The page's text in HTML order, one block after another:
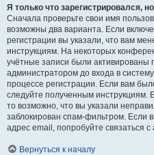
Я только что зарегистрировался,
Сначала проверьте свои имя
возможны два варианта. Если
регистрации вы указали, что вам
инструкциям. На некоторых
учётные записи были активированы
администратором до входа в
процессе регистрации. Если вам
следуйте полученным
то возможно, что вы указали
заблокирован спам-фильтром. Если
адрес email, попробуйте связаться
Вернуться к началу